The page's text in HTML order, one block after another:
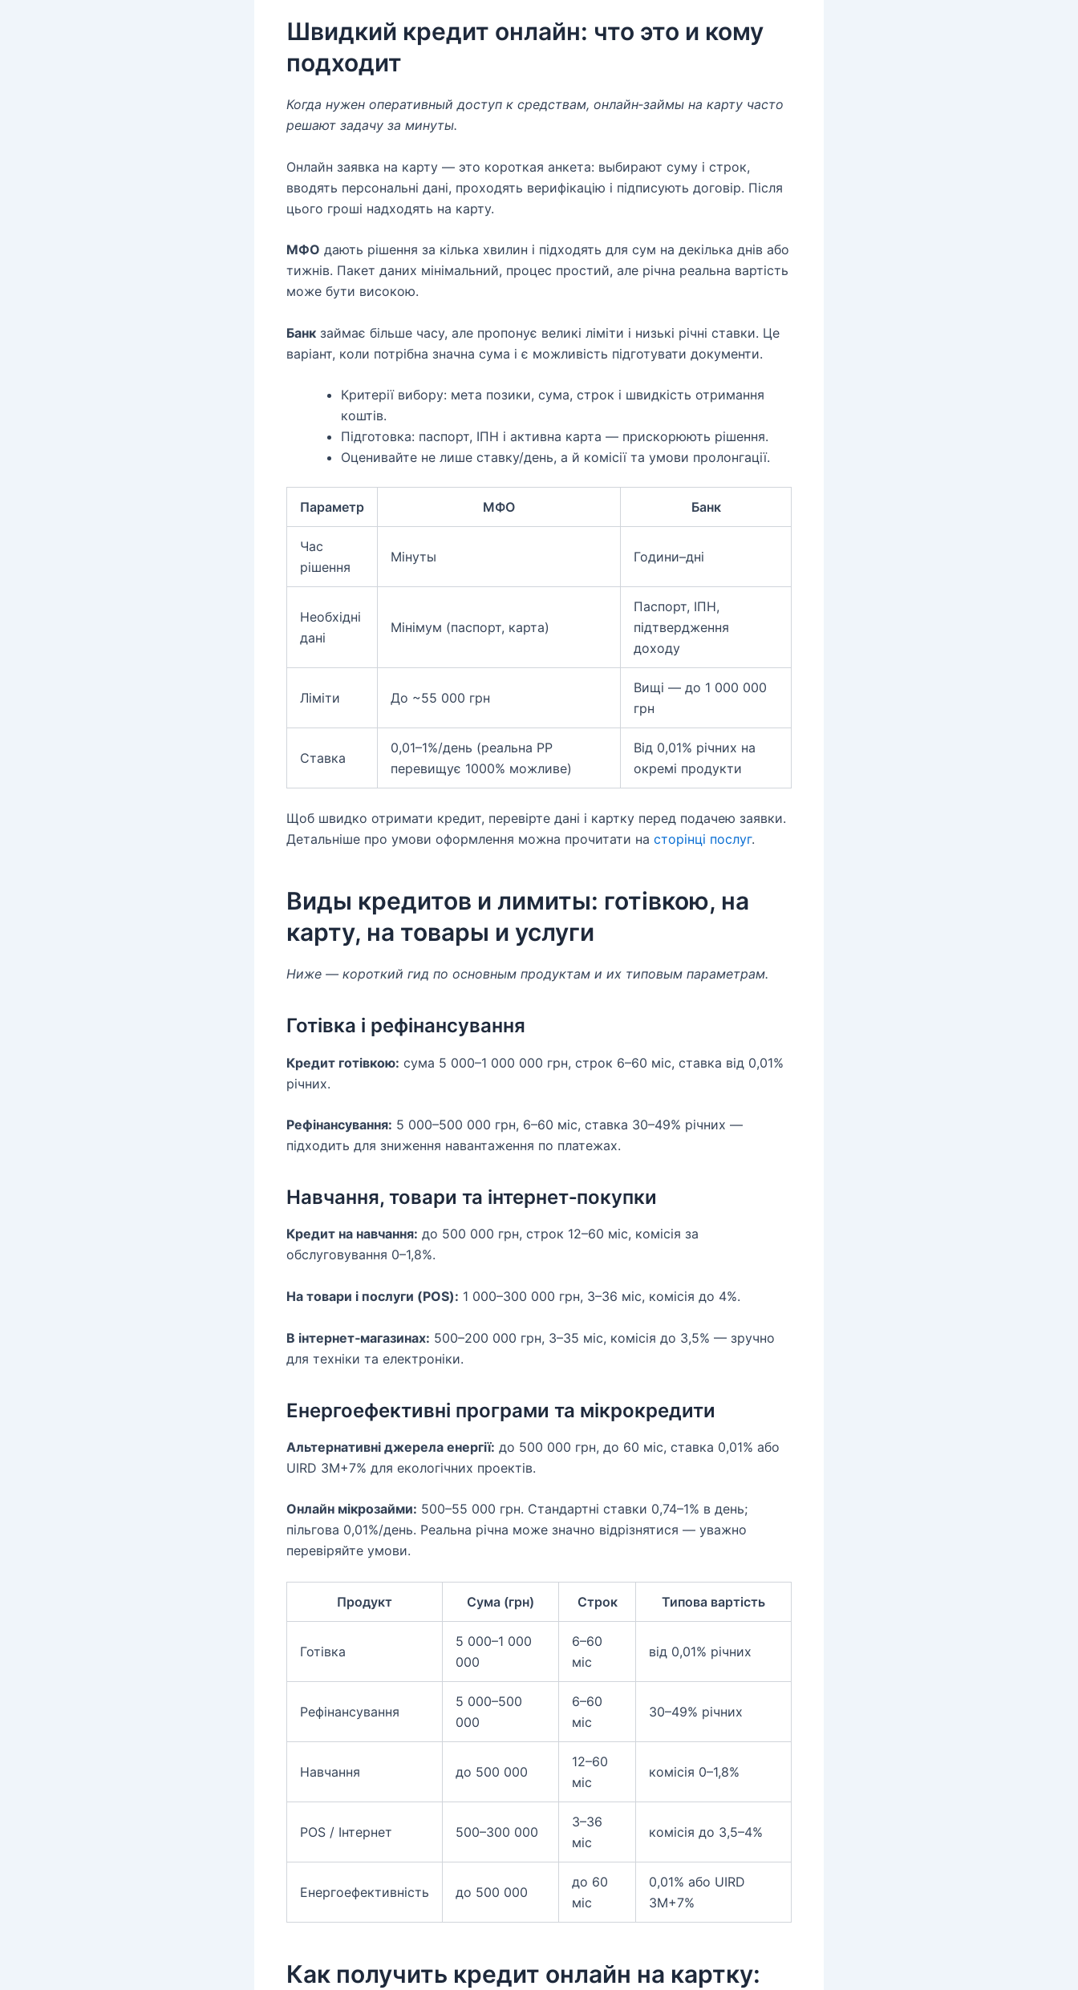
Швидкий кредит онлайн: что это и кому
подходит
Когда нужен оперативный доступ к средствам, онлайн‑займы на карту часто
решают задачу за минуты.
Онлайн заявка на карту — это короткая анкета: выбирают суму і строк,
вводять персональні дані, проходять верифікацію і підписують договір. Після
цього гроші надходять на карту.
МФО дають рішення за кілька хвилин і підходять для сум на декілька днів або
тижнів. Пакет даних мінімальний, процес простий, але річна реальна вартість
може бути високою.
Банк займає більше часу, але пропонує великі ліміти і низькі річні ставки. Це
варіант, коли потрібна значна сума і є можливість підготувати документи.
Критерії вибору: мета позики, сума, строк і швидкість отримання
коштів.
Підготовка: паспорт, ІПН і активна карта — прискорюють рішення.
Оценивайте не лише ставку/день, а й комісії та умови пролонгації.
Параметр МФО Банк
Час
рішення
Мінуты Години–дні
Необхідні
дані
Мінімум (паспорт, карта)
Паспорт, ІПН,
підтвердження
доходу
Ліміти До ~55 000 грн
Вищі — до 1 000 000
грн
Ставка
0,01–1%/день (реальна РР
перевищує 1000% можливе)
Від 0,01% річних на
окремі продукти
Щоб швидко отримати кредит, перевірте дані і картку перед подачею заявки.
Детальніше про умови оформлення можна прочитати на сторінці послуг.
Виды кредитов и лимиты: готівкою, на
карту, на товары и услуги
Ниже — короткий гид по основным продуктам и их типовым параметрам.
Готівка і рефінансування
Кредит готівкою: сума 5 000–1 000 000 грн, строк 6–60 міс, ставка від 0,01%
річних.
Рефінансування: 5 000–500 000 грн, 6–60 міс, ставка 30–49% річних —
підходить для зниження навантаження по платежах.
Навчання, товари та інтернет‑покупки
Кредит на навчання: до 500 000 грн, строк 12–60 міс, комісія за
обслуговування 0–1,8%.
На товари і послуги (POS): 1 000–300 000 грн, 3–36 міс, комісія до 4%.
В інтернет‑магазинах: 500–200 000 грн, 3–35 міс, комісія до 3,5% — зручно
для техніки та електроніки.
Енергоефективні програми та мікрокредити
Альтернативні джерела енергії: до 500 000 грн, до 60 міс, ставка 0,01% або
UIRD 3M+7% для екологічних проектів.
Онлайн мікрозайми: 500–55 000 грн. Стандартні ставки 0,74–1% в день;
пільгова 0,01%/день. Реальна річна може значно відрізнятися — уважно
перевіряйте умови.
Продукт Сума (грн) Строк Типова вартість
Готівка
5 000–1 000
000
6–60
міс
від 0,01% річних
Рефінансування
5 000–500
000
6–60
міс
30–49% річних
Навчання до 500 000
12–60
міс
комісія 0–1,8%
POS / Інтернет 500–300 000
3–36
міс
комісія до 3,5–4%
Енергоефективність до 500 000
до 60
міс
0,01% або UIRD
3M+7%
Как получить кредит онлайн на картку: